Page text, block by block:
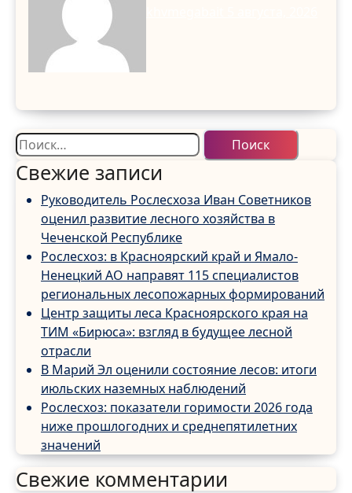
Найти:
Свежие записи
Руководитель Рослесхоза Иван Советников
оценил развитие лесного хозяйства в
Чеченской Республике
Рослесхоз: в Красноярский край и Ямало-
Ненецкий АО направят 115 специалистов
региональных лесопожарных формирований
Центр защиты леса Красноярского края на
ТИМ «Бирюса»: взгляд в будущее лесной
отрасли
В Марий Эл оценили состояние лесов: итоги
июльских наземных наблюдений
Рослесхоз: показатели горимости 2026 года
ниже прошлогодних и среднепятилетних
значений
Свежие комментарии